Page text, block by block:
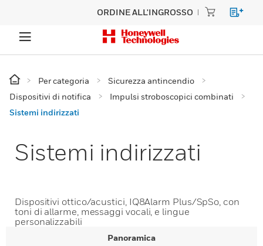
ORDINE ALL'INGROSSO
Per categoria
Sicurezza antincendio
Dispositivi di notifica
Impulsi stroboscopici combinati
Sistemi indirizzati
Sistemi indirizzati
Dispositivi ottico/acustici, IQ8Alarm Plus/SpSo, con
toni di allarme, messaggi vocali, e lingue
personalizzabili
Panoramica